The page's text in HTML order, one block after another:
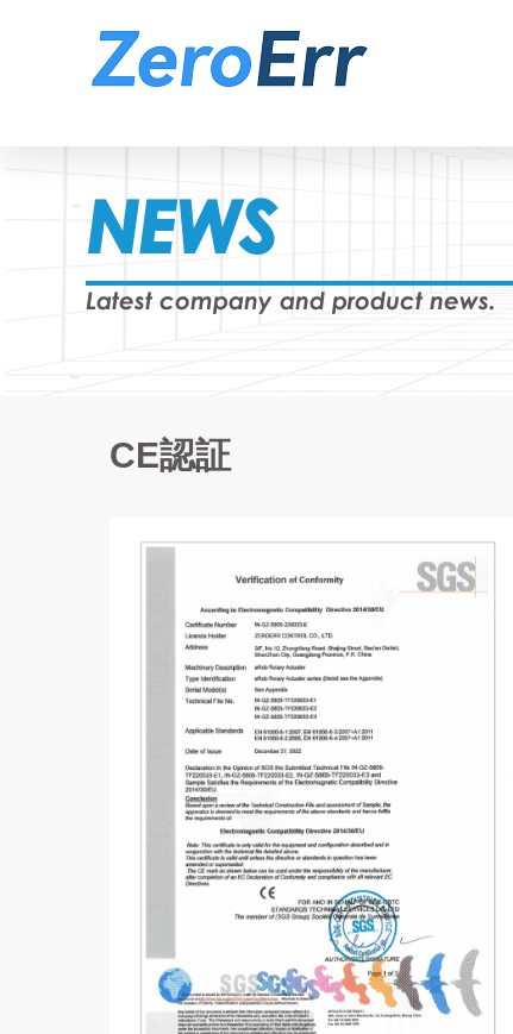
NEWS
Latest company and product news.
CE認証